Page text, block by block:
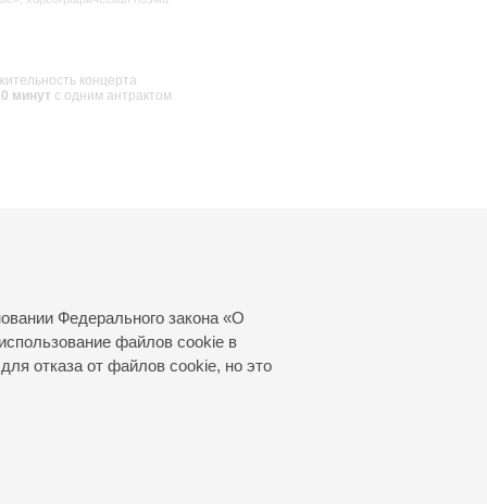
Федерального закона «О
файлов cookie в
отказа от файлов cookie, но это
концерта
минут с одним антрактом